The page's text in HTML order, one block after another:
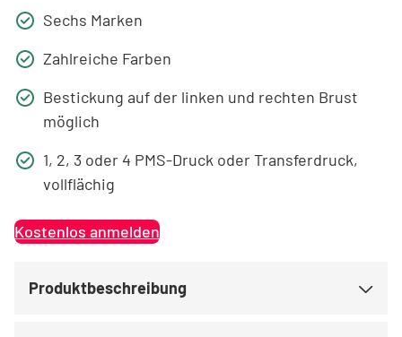
Sechs Marken
Zahlreiche Farben
Bestickung auf der linken und rechten Brust
möglich
1, 2, 3 oder 4 PMS-Druck oder Transferdruck,
vollflächig
Kostenlos anmelden
Produktbeschreibung